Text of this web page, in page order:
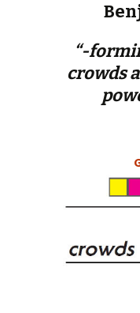
“-
crowds